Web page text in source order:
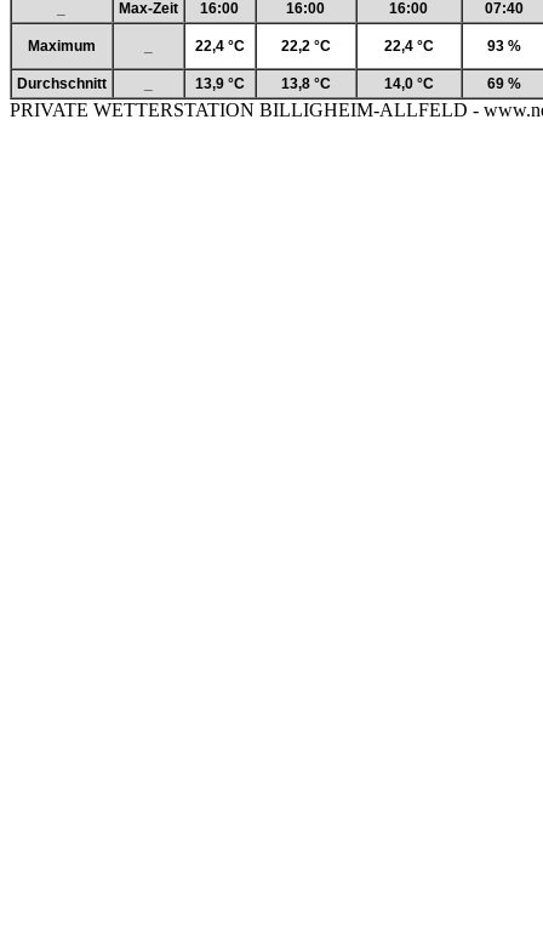
Max-Zeit 16:00 16:00 16:00 07:40
Maximum 22,4 °C 22,2 °C 22,4 °C 93 %
Durchschnitt 13,9 °C 13,8 °C 14,0 °C 69 %
PRIVATE WETTERSTATION BILLIGHEIM-ALLFELD -